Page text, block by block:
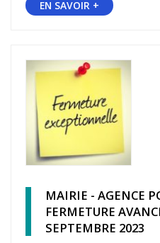
EN SAVOIR +
MAIRIE - AGENCE
FERMETURE
SEPTEMBRE 2023